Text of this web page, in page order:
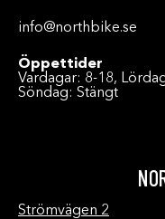
info@northbike.se
Öppettider
Vardagar: 8-18,
Söndag: Stängt
Strömvägen 2